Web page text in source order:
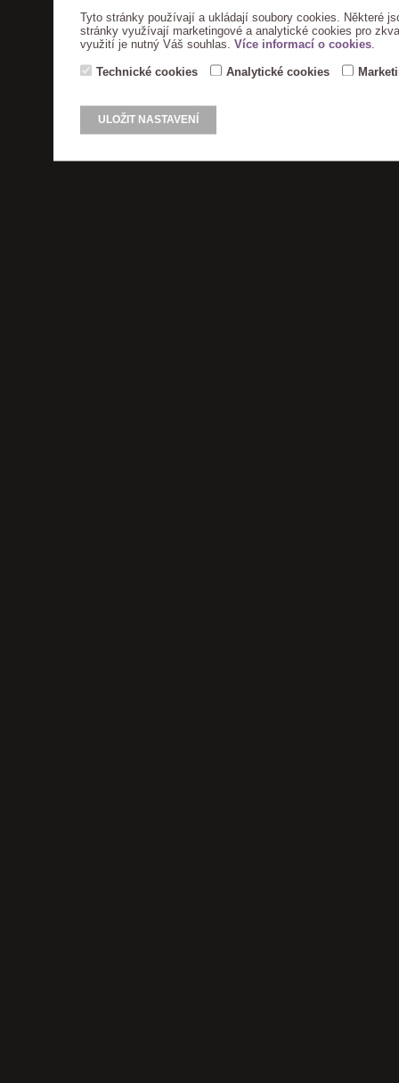
Tyto stránky používají a ukládají soubory cookies. Některé
stránky využívají marketingové a analytické cookies pro
využití je nutný Váš souhlas. Více informací o cookies.
Technické cookies Analytické cookies
ULOŽIT NASTAVENÍ